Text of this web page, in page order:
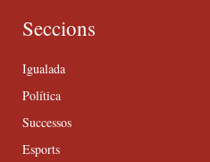
Seccions
Igualada
Política
Successos
Esports